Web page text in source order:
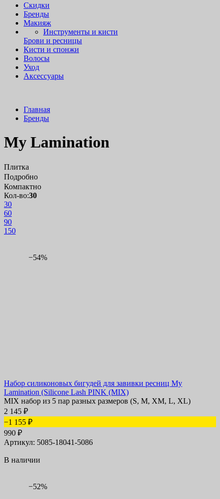
Скидки
Бренды
Макияж
Инструменты и кисти
Брови и ресницы
Кисти и спонжи
Волосы
Уход
Аксессуары
Главная
Бренды
My Lamination
Плитка
Подробно
Компактно
Кол-во:30
30
60
90
150
−54%
Набор силиконовых бигудей для завивки ресниц My
Lamination (Silicone Lash PINK (MIX)
​MIX набор из 5 пар разных размеров (S, M, XM, L, XL)
2 145 ₽
−1 155 ₽
990 ₽
Артикул: 5085-18041-5086
В наличии
−52%